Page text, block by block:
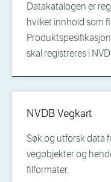
Datakatalogen er
hvilket innhold som
skal registreres i
NVDB Vegkart
Søk og utforsk data
vegobjekter og
filformater.